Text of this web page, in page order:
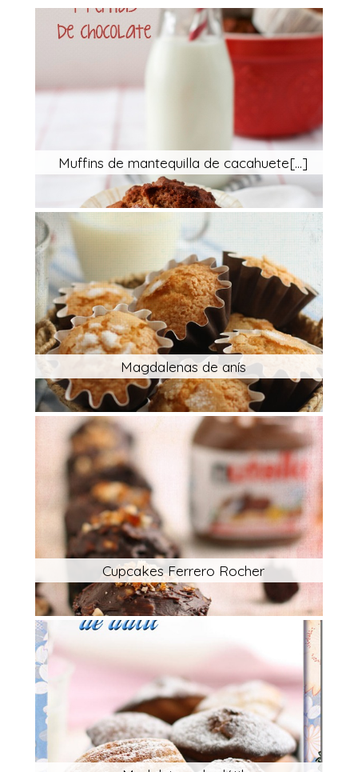
Muffins de mantequilla de cacahuete[...]
Magdalenas de anís
Cupcakes Ferrero Rocher